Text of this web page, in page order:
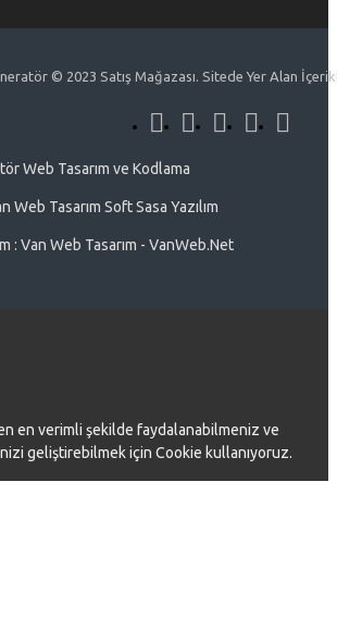
© 2023 Satış Mağazası. Sitede Yer Alan
Web Tasarım ve Kodlama
Web Tasarım Soft Sasa Yazılım
: Van Web Tasarım - VanWeb.Net
en verimli şekilde faydalanabilmeniz ve
geliştirebilmek için Cookie kullanıyoruz.